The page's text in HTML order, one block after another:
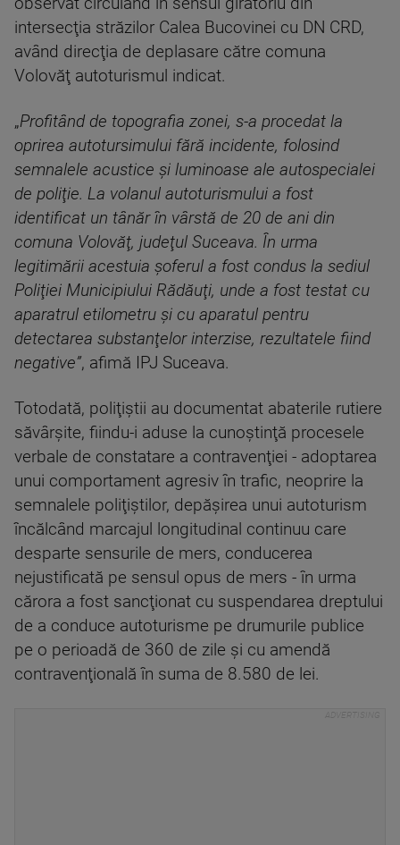
intersecţia străzilor Calea Bucovinei cu DN CRD,
având direcţia de deplasare către comuna
Volovăţ autoturismul indicat.
„Profitând de topografia zonei, s-a procedat la
oprirea autotursimului fără incidente, folosind
semnalele acustice şi luminoase ale autospecialei
de poliţie. La volanul autoturismului a fost
identificat un tânăr în vârstă de 20 de ani din
comuna Volovăţ, judeţul Suceava. În urma
legitimării acestuia şoferul a fost condus la sediul
Poliţiei Municipiului Rădăuţi, unde a fost testat cu
aparatrul etilometru şi cu aparatul pentru
detectarea substanţelor interzise, rezultatele fiind
negative”, afimă IPJ Suceava.
Totodată, poliţiştii au documentat abaterile rutiere
săvârşite, fiindu-i aduse la cunoştinţă procesele
verbale de constatare a contravenţiei - adoptarea
unui comportament agresiv în trafic, neoprire la
semnalele poliţiştilor, depăşirea unui autoturism
încălcând marcajul longitudinal continuu care
desparte sensurile de mers, conducerea
nejustificată pe sensul opus de mers - în urma
cărora a fost sancţionat cu suspendarea dreptului
de a conduce autoturisme pe drumurile publice
pe o perioadă de 360 de zile şi cu amendă
contravenţională în suma de 8.580 de lei.